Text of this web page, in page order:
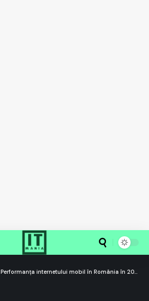
Performanța internetului mobil în România în 2024: Orange domină clasamentul, Digi excelează la streaming